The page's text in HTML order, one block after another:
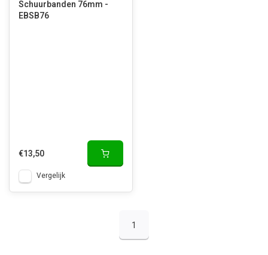
Schuurbanden 76mm -
EBSB76
€13,50
Vergelijk
1